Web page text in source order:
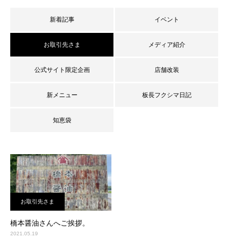
新着記事 イベント
お取引先さま メディア紹介
公式サイト限定企画 店舗改装
新メニュー 板長フクシマ日記
知恵袋
お取引先さま
橋本醤油さんへご挨拶。
2021.05.19